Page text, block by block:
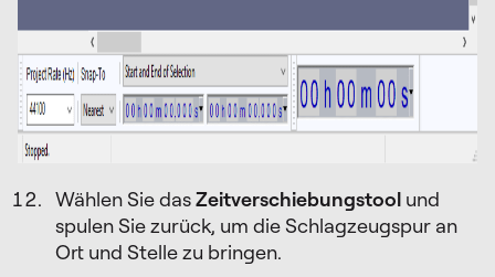
Wählen Sie dasZeitverschiebungstool und
spulen Sie zurück, um die Schlagzeugspur an
Ort und Stelle zu bringen.